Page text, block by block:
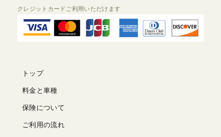
クレジットカードご利用いただけます
トップ
料金と車種
保険について
ご利用の流れ